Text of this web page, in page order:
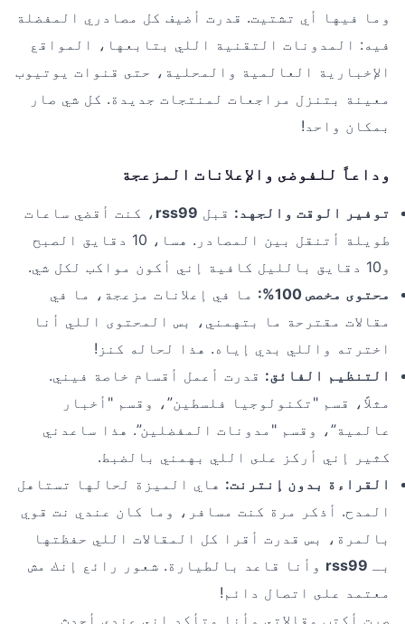
وما فيها أي تشتيت. قدرت أضيف كل مصادري المفضلة
فيه: المدونات التقنية اللي بتابعها، المواقع
الإخبارية العالمية والمحلية، حتى قنوات يوتيوب
معينة بتنزل مراجعات لمنتجات جديدة. كل شي صار
بمكان واحد!
وداعاً للفوضى والإعلانات المزعجة
توفير الوقت والجهد: قبل rss99 ، كنت أقضي ساعات
طويلة أتنقل بين المصادر. هسا، 10 دقايق الصبح
و10 دقايق بالليل كافية إني أكون مواكب لكل شي.
محتوى مخصص 100%:
ما في إعلانات مزعجة، ما في
مقالات مقترحة ما بتهمني، بس المحتوى اللي أنا
اخترته واللي بدي إياه. هذا لحاله كنز!
التنظيم الفائق: قدرت أعمل أقسام خاصة فيني.
مثلاً، قسم "تكنولوجيا فلسطين”، وقسم "أخبار
عالمية”، وقسم "مدونات المفضلين”. هذا ساعدني
كثير إني أركز على اللي بهمني بالضبط.
القراءة بدون إنترنت: هاي الميزة لحالها تستاهل
المدح. أذكر مرة كنت مسافر، وما كان عندي نت قوي
بالمرة، بس قدرت أقرا كل المقالات اللي حفظتها
بـ rss99 وأنا قاعد بالطيارة. شعور رائع إنك مش
معتمد على اتصال دائم!
صرت أكتب مقالاتي وأنا متأكد إني عندي أحدث